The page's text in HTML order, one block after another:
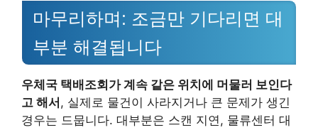
마무리하며: 조금만 기다리면 대
부분 해결됩니다
우체국 택배조회가 계속 같은 위치에 머물러 보인다
고 해서, 실제로 물건이 사라지거나 큰 문제가 생긴
경우는 드뭅니다. 대부분은 스캔 지연, 물류센터 대